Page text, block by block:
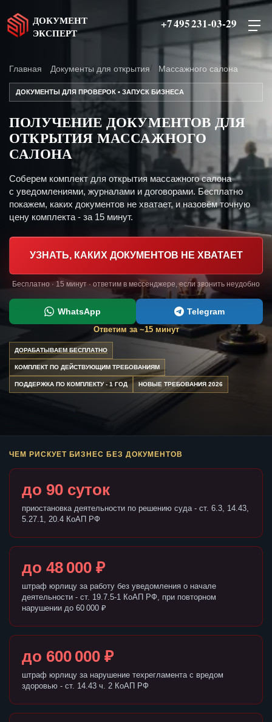
ДОКУМЕНТ
ЭКСПЕРТ
+7 495 231-03-29
Главная Документы для открытия Массажного салона
ДОКУМЕНТЫ ДЛЯ ПРОВЕРОК • ЗАПУСК БИЗНЕСА
ПОЛУЧЕНИЕ ДОКУМЕНТОВ ДЛЯ
ОТКРЫТИЯ МАССАЖНОГО
САЛОНА
Соберем комплект для открытия массажного салона
с уведомлениями, журналами и договорами. Бесплатно
покажем, каких документов не хватает, и назовём точную
цену комплекта - за 15 минут.
УЗНАТЬ, КАКИХ ДОКУМЕНТОВ НЕ ХВАТАЕТ
Бесплатно · 15 минут · ответим в мессенджере, если звонить неудобно
WhatsApp Telegram
Ответим за ~15 минут
ДОРАБАТЫВАЕМ БЕСПЛАТНО
КОМПЛЕКТ ПО ДЕЙСТВУЮЩИМ ТРЕБОВАНИЯМ
ПОДДЕРЖКА ПО КОМПЛЕКТУ - 1 ГОД НОВЫЕ ТРЕБОВАНИЯ 2026
ЧЕМ РИСКУЕТ БИЗНЕС БЕЗ ДОКУМЕНТОВ
до 90 суток
приостановка деятельности по решению суда - ст. 6.3, 14.43,
5.27.1, 20.4 КоАП РФ
до 48 000 ₽
штраф юрлицу за работу без уведомления о начале
деятельности - ст. 19.7.5-1 КоАП РФ, при повторном
нарушении до 60 000 ₽
до 600 000 ₽
штраф юрлицу за нарушение техрегламента с вредом
здоровью - ст. 14.43 ч. 2 КоАП РФ